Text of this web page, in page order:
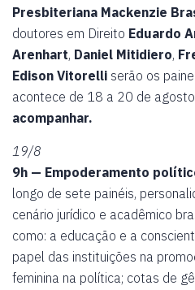
Presbiteriana Mackenzie
doutores em Direito Eduardo
Arenhart, Daniel Mitidiero,
Edison Vitorelli serão os
acontece de 18 a 20 de
acompanhar.
19/8
9h — Empoderamento
longo de sete painéis,
cenário jurídico e acadêmico
como: a educação e a
papel das instituições na
feminina na política; cotas de